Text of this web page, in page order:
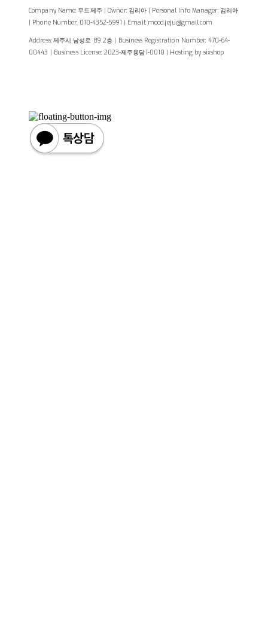
Company Name: 무드제주 | Owner: 김리아 | Personal Info Manager: 김리아
| Phone Number: 010-4352-5991 | Email: mood.jeju@gmail.com
Address: 제주시 남성로 89 2층 | Business Registration Number: 470-64-
00443 | Business License: 2023-제주용담1-0010 | Hosting by sixshop